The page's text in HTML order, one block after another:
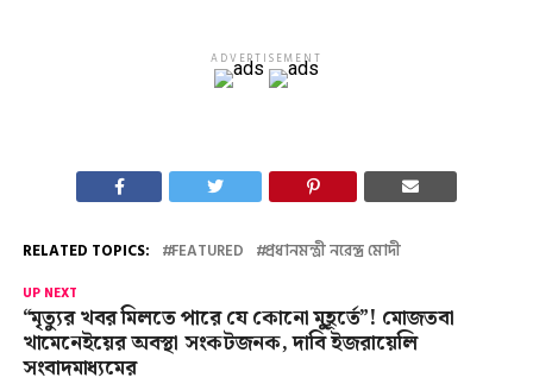
ADVERTISEMENT
RELATED TOPICS: FEATURED প্রধানমন্ত্রী নরেন্দ্র মোদী
UP NEXT
“মৃত্যুর খবর মিলতে পারে যে কোনো মুহূর্তে”! মোজতবা
খামেনেইয়ের অবস্থা সংকটজনক, দাবি ইজরায়েলি
সংবাদমাধ্যমের